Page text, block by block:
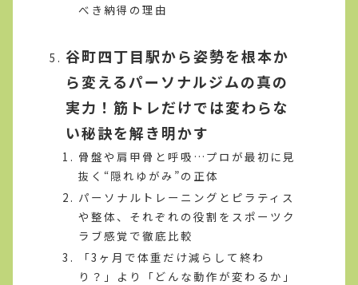
べき納得の理由
谷町四丁目駅から姿勢を根本か
ら変えるパーソナルジムの真の
実力！筋トレだけでは変わらな
い秘訣を解き明かす
骨盤や肩甲骨と呼吸…プロが最初に見
抜く“隠れゆがみ”の正体
パーソナルトレーニングとピラティス
や整体、それぞれの役割をスポーツク
ラブ感覚で徹底比較
「3ヶ月で体重だけ減らして終わ
り？」より「どんな動作が変わるか」